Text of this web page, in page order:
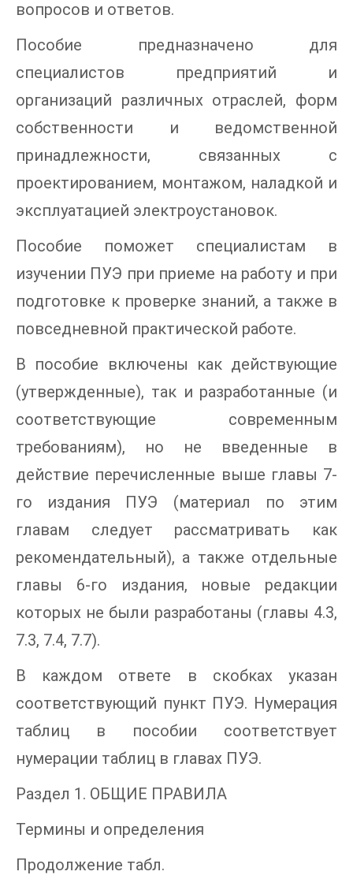
вопросов и ответов.
Пособие предназначено для
специалистов предприятий и
организаций различных отраслей, форм
собственности и ведомственной
принадлежности, связанных с
проектированием, монтажом, наладкой и
эксплуатацией электроустановок.
Пособие поможет специалистам в
изучении ПУЭ при приеме на работу и при
подготовке к проверке знаний, а также в
повседневной практической работе.
В пособие включены как действующие
(утвержденные), так и разработанные (и
соответствующие современным
требованиям), но не введенные в
действие перечисленные выше главы 7-
го издания ПУЭ (материал по этим
главам следует рассматривать как
рекомендательный), а также отдельные
главы 6-го издания, новые редакции
которых не были разработаны (главы 4.3,
7.3, 7.4, 7.7).
В каждом ответе в скобках указан
соответствующий пункт ПУЭ. Нумерация
таблиц в пособии соответствует
нумерации таблиц в главах ПУЭ.
Раздел 1. ОБЩИЕ ПРАВИЛА
Термины и определения
Продолжение табл.